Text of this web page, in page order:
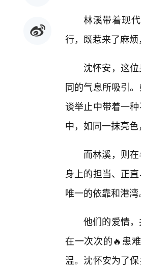
林溪带着现
行，既惹来了麻
沈怀安，这
同的气息所吸引
谈举止中带着一
中，如同一抹亮
而林溪，则
身上的担当、正
唯一的依靠和港湾
他们的爱情
在一次次的🔥患
温。沈怀安为了